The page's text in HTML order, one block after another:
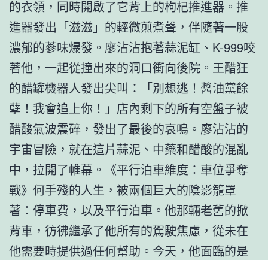
的衣領，同時開啟了它背上的枸杞推進器。推
進器發出「滋滋」的輕微煎煮聲，伴隨著一股
濃郁的蔘味爆發。廖沾沾抱著蒜泥缸、K-999咬
著他，一起從撞出來的洞口衝向後院。王醋狂
的醋罐機器人發出尖叫：「別想逃！醬油黨餘
孽！我會追上你！」店內剩下的所有空盤子被
醋酸氣波震碎，發出了最後的哀鳴。廖沾沾的
宇宙冒險，就在這片蒜泥、中藥和醋酸的混亂
中，拉開了帷幕。《平行泊車維度：車位爭奪
戰》何手殘的人生，被兩個巨大的陰影籠罩
著：停車費，以及平行泊車。他那輛老舊的掀
背車，彷彿繼承了他所有的駕駛焦慮，從未在
他需要時提供過任何幫助。今天，他面臨的是